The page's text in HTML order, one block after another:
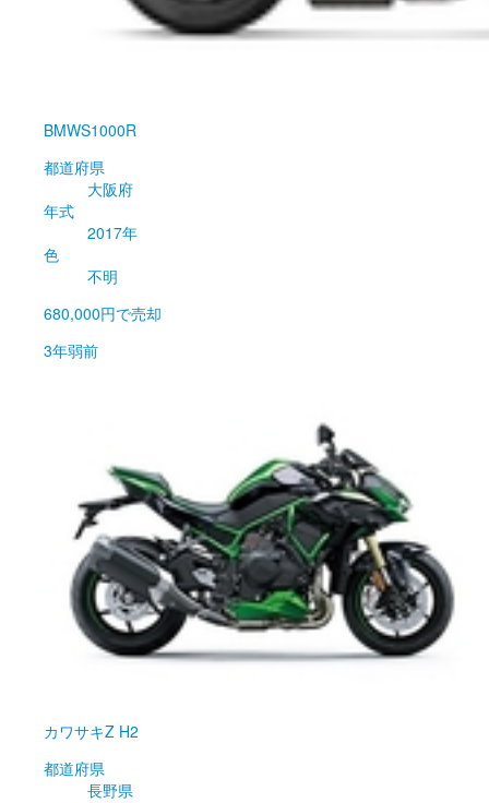
BMWS1000R
都道府県
大阪府
年式
2017年
色
不明
680,000円で売却
3年弱前
カワサキZ H2
都道府県
長野県